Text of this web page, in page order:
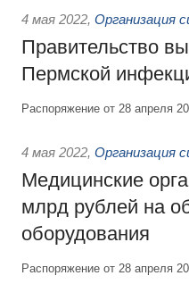
4 мая 2022, Организация
Правительство
Пермской
Распоряжение от 28 апреля
4 мая 2022, Организация
Медицинские
млрд рублей на
оборудования
Распоряжение от 28 апреля